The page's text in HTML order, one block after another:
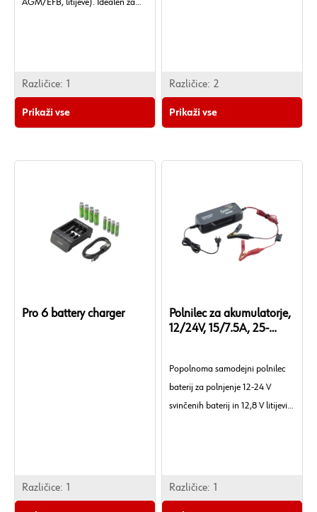
AGM/EFB, litijeve). Idealen za
Različice: 1
Prikaži vse
Različice: 2
Prikaži vse
Pro 6 battery charger
Različice: 1
Polnilec za akumulatorje,
12/24V, 15/7.5A, 25-
Popolnoma samodejni polnilec
baterij za polnjenje 12-24 V
svinčenih baterij in 12,8 V litijevih
Različice: 1